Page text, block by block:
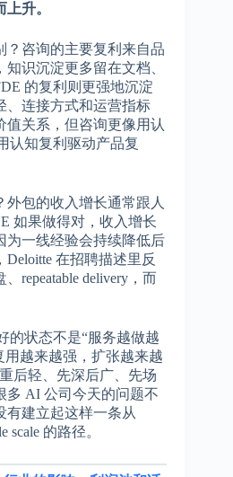
升。
？咨询的主要复利来自品
识沉淀更多留在文档、
的复利则更强地沉淀
、连接方式和运营指标
值关系，但咨询更像用认
认知复利驱动产品复
包的收入增长通常跟人
如果做得对，收入增长
为一线经验会持续降低后
在招聘描述里反
repeatable delivery，而
的状态不是“服务越做越
用越来越强，扩张越来越
后轻、先深后广、先场
多 AI 公司今天的问题不
有建立起这样一条从
scale 的路径。